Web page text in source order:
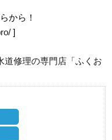
から！
]
道修理の専門店「ふくお